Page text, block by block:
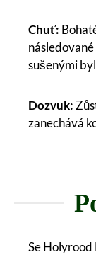
Chuť:
sušenými
Dozvuk:
zanechává
Se